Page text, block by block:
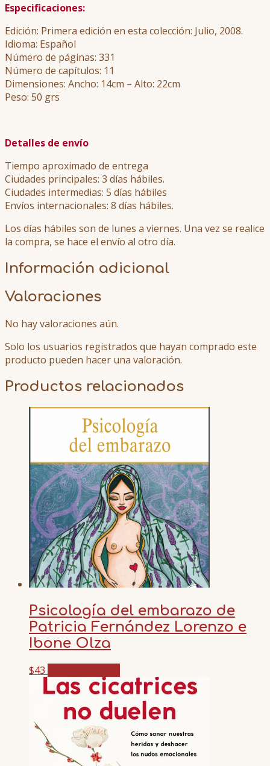
Especificaciones:
Edición: Primera edición en esta colección: Julio, 2008.
Idioma: Español
Número de páginas: 331
Número de capítulos: 11
Dimensiones: Ancho: 14cm – Alto: 22cm
Peso: 50 grs
Detalles de envío
Tiempo aproximado de entrega
Ciudades principales: 3 días hábiles.
Ciudades intermedias: 5 días hábiles
Envíos internacionales: 8 días hábiles.
Los días hábiles son de lunes a viernes. Una vez se realice
la compra, se hace el envío al otro día.
Información adicional
Valoraciones
No hay valoraciones aún.
Solo los usuarios registrados que hayan comprado este
producto pueden hacer una valoración.
Productos relacionados
Psicología del embarazo de
Patricia Fernández Lorenzo e
Ibone Olza
$43